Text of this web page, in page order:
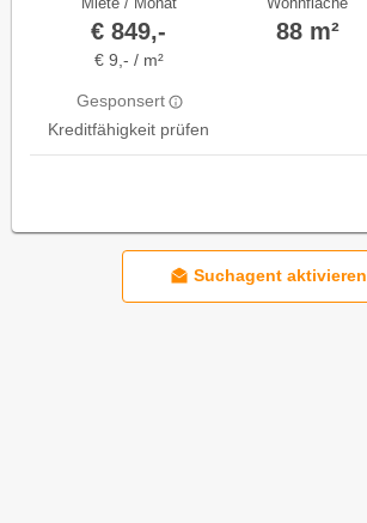
€ 849,-
€ 9,- / m²
Gesponsert
Kreditfähigkeit prüfen
88 m²
Suchagent aktivieren